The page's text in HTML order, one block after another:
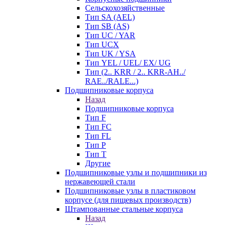
Сельскохозяйственные
Тип SA (AEL)
Тип SB (AS)
Тип UC / YAR
Тип UCX
Тип UK / YSA
Тип YEL / UEL/ EX/ UG
Тип (2.. KRR / 2.. KRR-AH../
RAE../RALE...)
Подшипниковые корпуса
Назад
Подшипниковые корпуса
Тип F
Тип FC
Тип FL
Тип P
Тип T
Другие
Подшипниковые узлы и подшипники из
нержавеющей стали
Подшипниковые узлы в пластиковом
корпусе (для пищевых производств)
Штампованные стальные корпуса
Назад